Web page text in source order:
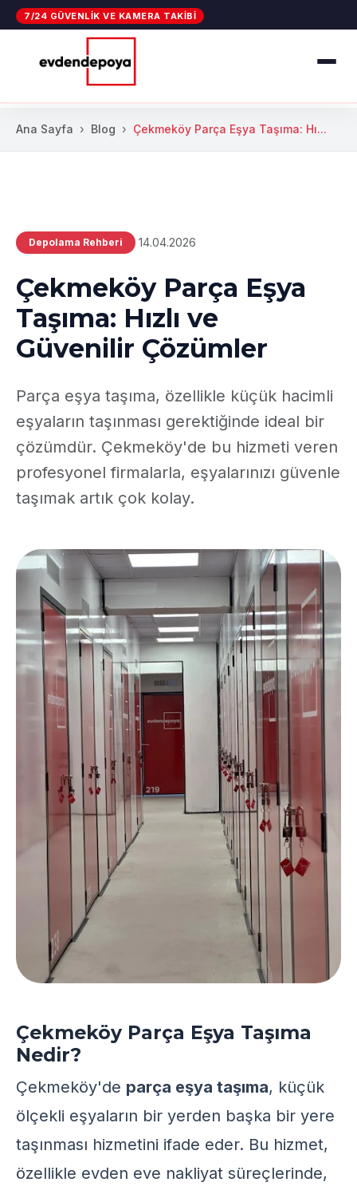
7/24 GÜVENLIK VE KAMERA TAKIBI
Ana Sayfa Blog Çekmeköy Parça Eşya Taşıma: Hı...
Depolama Rehberi 14.04.2026
Çekmeköy Parça Eşya
Taşıma: Hızlı ve
Güvenilir Çözümler
Parça eşya taşıma, özellikle küçük hacimli
eşyaların taşınması gerektiğinde ideal bir
çözümdür. Çekmeköy'de bu hizmeti veren
profesyonel firmalarla, eşyalarınızı güvenle
taşımak artık çok kolay.
Çekmeköy Parça Eşya Taşıma
Nedir?
Çekmeköy'de parça eşya taşıma, küçük
ölçekli eşyaların bir yerden başka bir yere
taşınması hizmetini ifade eder. Bu hizmet,
özellikle evden eve nakliyat süreçlerinde,